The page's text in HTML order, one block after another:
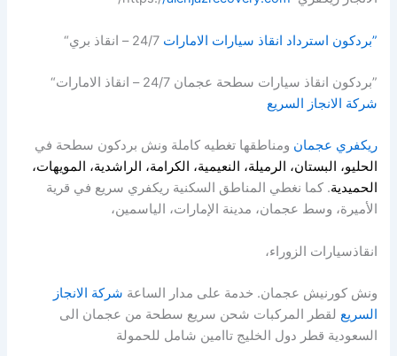
”بردكون استرداد انقاذ سيارات الامارات24/7 – انقاذ بري“
”بردكون انقاذ سيارات سطحة عجمان 24/7 – انقاذ الامارات“
شركة الانجاز السريع
ريكفري عجمان ومناطقها تغطيه كاملة ونش بردكون سطحة في
الحليو، البستان، الرميلة، النعيمية، الكرامة، الراشدية، المويهات،
الحميدية. كما نغطي المناطق السكنية ريكفري سريع في قرية
الأميرة، وسط عجمان، مدينة الإمارات، الياسمين،
انقاذسيارات الزوراء،
ونش كورنيش عجمان. خدمة على مدار الساعة شركة الانجاز
السريع لقطر المركبات شحن سريع سطحة من عجمان الى
السعودية قطر دول الخليج تاامين شامل للحمولة